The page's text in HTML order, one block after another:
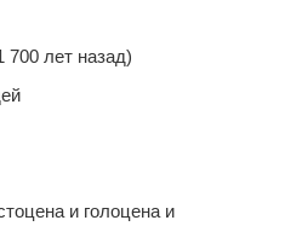
700 лет назад)
и голоцена и